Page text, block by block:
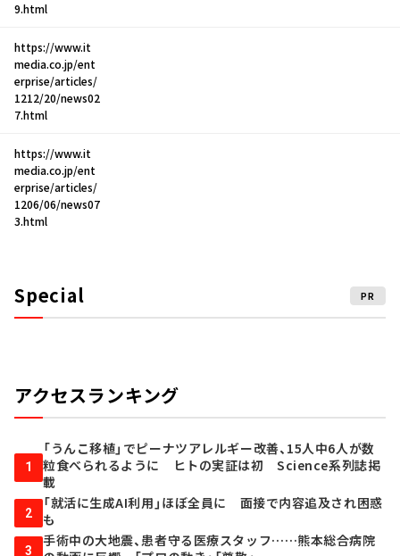
9.html
https://www.it
media.co.jp/ent
erprise/articles/
1212/20/news02
7.html
https://www.it
media.co.jp/ent
erprise/articles/
1206/06/news07
3.html
Special PR
アクセスランキング
1
「うんこ移植」でピーナツアレルギー改善、15人中6人が数
粒食べられるように ヒトの実証は初 Science系列誌掲
載
2
「就活に生成AI利用」ほぼ全員に 面接で内容追及され困惑
も
3
手術中の大地震、患者守る医療スタッフ……熊本総合病院